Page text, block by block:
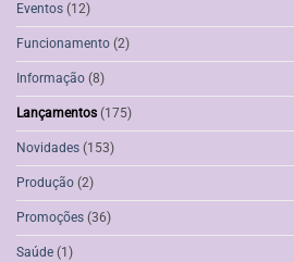
Eventos (12)
Funcionamento (2)
Informação (8)
Lançamentos (175)
Novidades (153)
Produção (2)
Promoções (36)
Saúde (1)